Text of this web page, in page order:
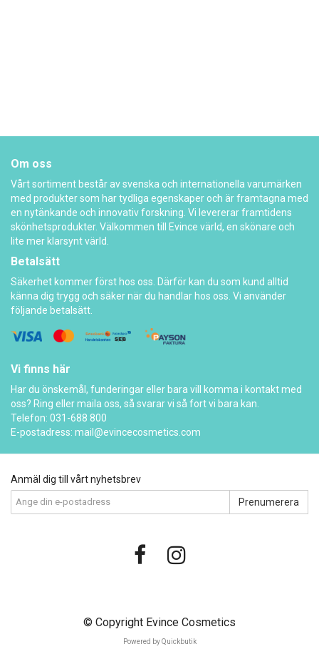
Om oss
Vårt sortiment består av svenska och internationella varumärken
med produkter som har tydliga egenskaper och är framtagna med
en nytänkande och innovativ forskning. Vi levererar framtidens
skönhetsprodukter. Välkommen till Evince värld, en skönare och
lite mer klarsynt värld.
Betalsätt
Säkerhet kommer först hos oss. Därför kan du som kund alltid
känna dig trygg och säker när du handlar hos oss. Vi använder
följande betalsätt.
Vi finns här
Har du önskemål, funderingar eller bara vill komma i kontakt med
oss? Ring eller maila oss, så svarar vi så fort vi bara kan.
Telefon: 031-688 800
E-postadress: mail@evincecosmetics.com
Anmäl dig till vårt nyhetsbrev
Prenumerera
© Copyright Evince Cosmetics
Powered by Quickbutik